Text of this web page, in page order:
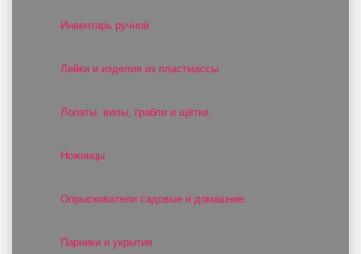
Инвентарь ручной
Лейки и изделия из пластмассы
Лопаты, вилы, грабли и щётки
Ножницы
Опрыскиватели садовые и домашние
Парники и укрытия